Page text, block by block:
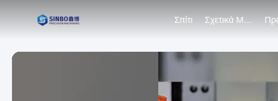
Σπίτι Σχετικά Με Εμάς